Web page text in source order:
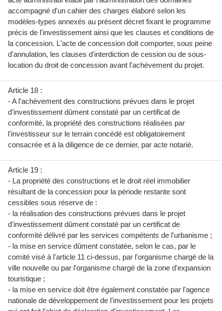
accompagné d'un cahier des charges élaboré selon les
modèles-types annexés au présent décret fixant le programme
précis de l'investissement ainsi que les clauses et conditions de
la concession. L'acte de concession doit comporter, sous peine
d'annulation, les clauses d'interdiction de cession ou de sous-
location du droit de concession avant l'achèvement du projet.
Article 18 :
- A l'achèvement des constructions prévues dans le projet
d'investissement dûment constaté par un certificat de
conformité, la propriété des constructions réalisées par
l'investisseur sur le terrain concédé est obligatoirement
consacrée et à la diligence de ce dernier, par acte notarié.
Article 19 :
- La propriété des constructions et le droit réel immobilier
résultant de la concession pour la période restante sont
cessibles sous réserve de :
- la réalisation des constructions prévues dans le projet
d'investissement dûment constaté par un certificat de
conformité délivré par les services compétents de l'urbanisme ;
- la mise en service dûment constatée, selon le cas, par le
comité visé à l'article 11 ci-dessus, par l'organisme chargé de la
ville nouvelle ou par l'organisme chargé de la zone d'expansion
touristique ;
- la mise en service doit être également constatée par l'agence
nationale de développement de l'investissement pour les projets